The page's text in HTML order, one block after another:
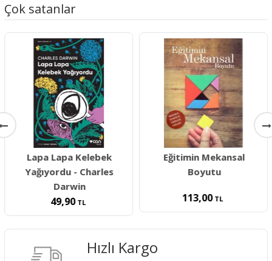
Çok satanlar
Lapa Lapa Kelebek
Yağıyordu - Charles
Darwin
49,90TL
Eğitimin Mekansal
Boyutu
113,00TL
Hızlı Kargo